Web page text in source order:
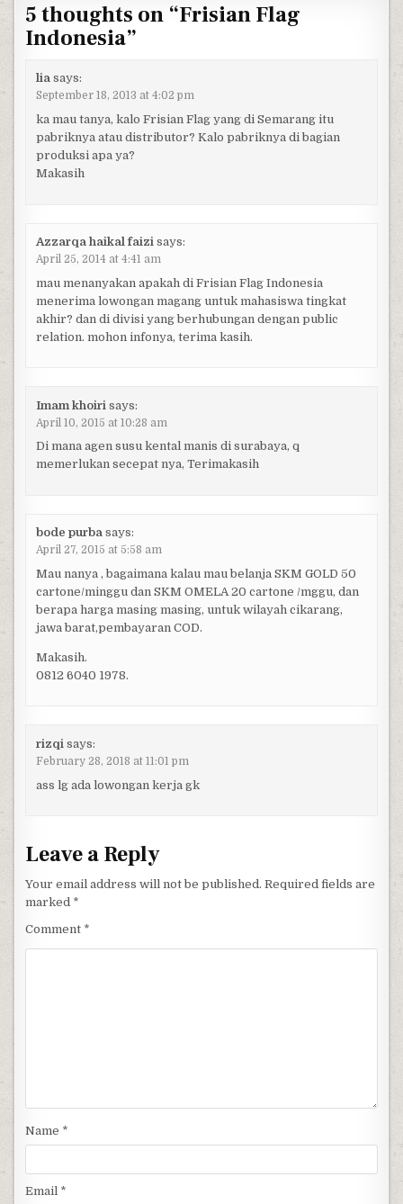
5 thoughts on “Frisian Flag
Indonesia”
lia says:
September 18, 2013 at 4:02 pm
ka mau tanya, kalo Frisian Flag yang di Semarang itu
pabriknya atau distributor? Kalo pabriknya di bagian
produksi apa ya?
Makasih
Azzarqa haikal faizi says:
April 25, 2014 at 4:41 am
mau menanyakan apakah di Frisian Flag Indonesia
menerima lowongan magang untuk mahasiswa tingkat
akhir? dan di divisi yang berhubungan dengan public
relation. mohon infonya, terima kasih.
Imam khoiri says:
April 10, 2015 at 10:28 am
Di mana agen susu kental manis di surabaya, q
memerlukan secepat nya, Terimakasih
bode purba says:
April 27, 2015 at 5:58 am
Mau nanya , bagaimana kalau mau belanja SKM GOLD 50
cartone/minggu dan SKM OMELA 20 cartone /mggu, dan
berapa harga masing masing, untuk wilayah cikarang,
jawa barat,pembayaran COD.
Makasih.
0812 6040 1978.
rizqi says:
February 28, 2018 at 11:01 pm
ass lg ada lowongan kerja gk
Leave a Reply
Your email address will not be published. Required fields are
marked *
Comment *
Name *
Email *